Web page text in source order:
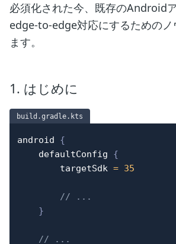
必須化された今、既存のAndroid
edge-to-edge対応にするためのノ
ます。
1. はじめに
build.gradle.kts
android {
    defaultConfig
{
        targetSdk
= 35
// ...
}
// ...